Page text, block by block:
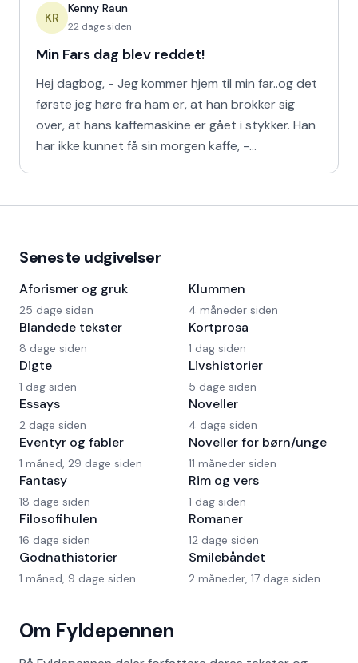
KR
Kenny Raun
22 dage siden
Min Fars dag blev reddet!
Hej dagbog, - Jeg kommer hjem til min far..og det
første jeg høre fra ham er, at han brokker sig
over, at hans kaffemaskine er gået i stykker. Han
har ikke kunnet få sin morgen kaffe, -
Om Fyldepennen
Seneste udgivelser
Aforismer og gruk
25 dage siden
Blandede tekster
8 dage siden
Digte
1 dag siden
Essays
2 dage siden
Eventyr og fabler
1 måned, 29 dage siden
Fantasy
18 dage siden
Filosofihulen
16 dage siden
Godnathistorier
1 måned, 9 dage siden
Klummen
4 måneder siden
Kortprosa
1 dag siden
Livshistorier
5 dage siden
Noveller
4 dage siden
Noveller for børn/unge
11 måneder siden
Rim og vers
1 dag siden
Romaner
12 dage siden
Smilebåndet
2 måneder, 17 dage siden